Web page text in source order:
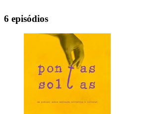
6 episódios